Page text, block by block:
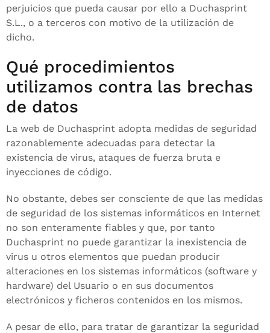
perjuicios que pueda causar por ello a Duchasprint
S.L., o a terceros con motivo de la utilización de
dicho.
Qué procedimientos
utilizamos contra las brechas
de datos
La web de Duchasprint adopta medidas de seguridad
razonablemente adecuadas para detectar la
existencia de virus, ataques de fuerza bruta e
inyecciones de código.
No obstante, debes ser consciente de que las medidas
de seguridad de los sistemas informáticos en Internet
no son enteramente fiables y que, por tanto
Duchasprint no puede garantizar la inexistencia de
virus u otros elementos que puedan producir
alteraciones en los sistemas informáticos (software y
hardware) del Usuario o en sus documentos
electrónicos y ficheros contenidos en los mismos.
A pesar de ello, para tratar de garantizar la seguridad